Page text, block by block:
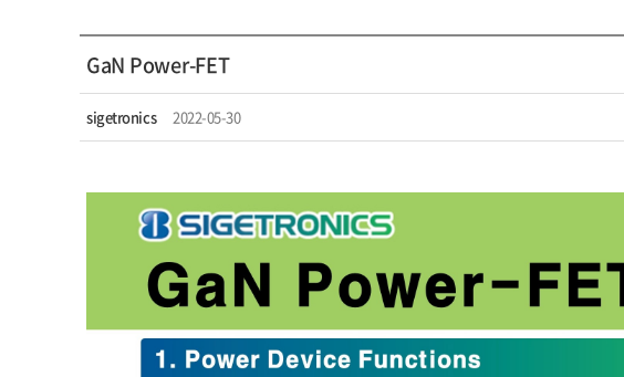
GaN Power-FET
sigetronics 2022-05-30